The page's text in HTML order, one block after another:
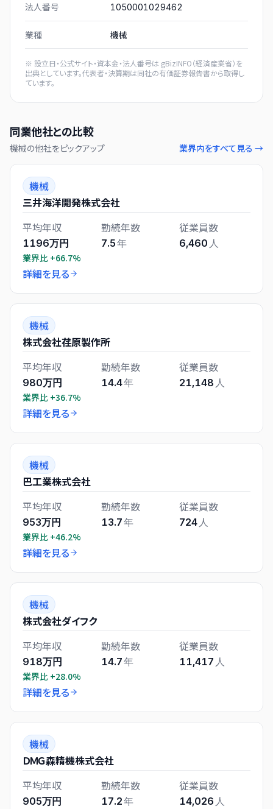
法人番号 1050001029462
業種 機械
※ 設立日・公式サイト・資本金・法人番号は gBizINFO（経済産業省）を
出典としています。代表者・決算期は同社の有価証券報告書から取得し
ています。
同業他社との比較
機械の他社をピックアップ 業界内をすべて見る →
機械
三井海洋開発株式会社
平均年収
1196万円
業界比 +66.7%
勤続年数
7.5年
従業員数
6,460 人
詳細を見る
機械
株式会社荏原製作所
平均年収
980万円
業界比 +36.7%
勤続年数
14.4年
従業員数
21,148 人
詳細を見る
機械
巴工業株式会社
平均年収
953万円
業界比 +46.2%
勤続年数
13.7年
従業員数
724 人
詳細を見る
機械
株式会社ダイフク
平均年収
918万円
業界比 +28.0%
勤続年数
14.7年
従業員数
11,417 人
詳細を見る
機械
ＤＭＧ森精機株式会社
平均年収
905万円
勤続年数
17.2年
従業員数
14,026 人